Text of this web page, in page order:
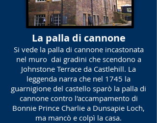
La palla di cannone
Si vede la palla di cannone incastonata
nel muro dai gradini che scendono a
Johnstone Terrace da Castlehill. La
leggenda narra che nel 1745 la
guarnigione del castello sparò la palla di
cannone contro l'accampamento di
Bonnie Prince Charlie a Dunsapie Loch,
ma mancò e colpì la casa.